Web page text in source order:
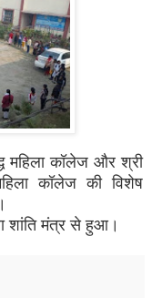
महिला कॉलेज और श्री
कॉलेज की विशेष
शांति मंत्र से हुआ।